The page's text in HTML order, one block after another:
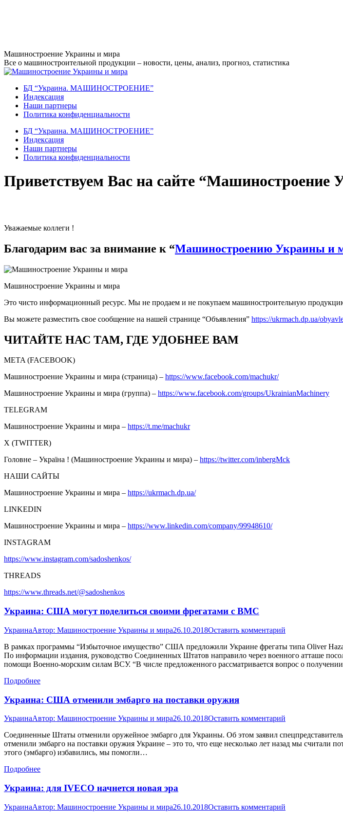
Перейти
к
содержанию
Машиностроение Украины и мира
Все о машиностроительной продукции – новости, цены, анализ, прогноз, статистика
БД “Украина. МАШИНОСТРОЕНИЕ”
Индекcация
Наши партнеры
Политика конфиденциальности
БД “Украина. МАШИНОСТРОЕНИЕ”
Индекcация
Наши партнеры
Политика конфиденциальности
Приветствуем Вас на сайте “Машиностроение
Уважаемые коллеги !
Благодарим вас за внимание к “Машиностроению Украины и
Машиностроение Украины и мира
Это чисто информационный ресурс. Мы не продаем и не покупаем машиностроительную
Вы можете разместить свое сообщение на нашей странице “Объявления” https://ukrmach.dp.ua/
ЧИТАЙТЕ НАС ТАМ, ГДЕ УДОБНЕЕ ВАМ
META (FACEBOOK)
Машиностроение Украины и мира (страница) – https://www.facebook.com/machukr/
Машиностроение Украины и мира (группа) – https://www.facebook.com/groups/UkrainianMachinery
TELEGRAM
Машиностроение Украины и мира – https://t.me/machukr
Х (TWITTER)
Головне – Україна ! (Машиностроение Украины и мира) – https://twitter.com/inbergMck
НАШИ САЙТЫ
Машиностроение Украины и мира – https://ukrmach.dp.ua/
LINKEDIN
Машиностроение Украины и мира – https://www.linkedin.com/company/99948610/
INSTAGRAM
https://www.instagram.com/sadoshenkos/
THREADS
https://www.threads.net/@sadoshenkos
Украина: США могут поделиться своими фрегатами с ВМС
УкраинаАвтор: Машиностроение Украины и мира26.10.2018Оставить комментарий
В рамках программы “Избыточное имущество” США предложили Украине фрегаты типа Oliver
По информации издания, руководство Соединенных Штатов направило через военного атташе
помощи Военно-морским силам ВСУ. “В числе предложенного рассматривается вопрос о
Подробнее
Украина: США отменили эмбарго на поставки оружия
УкраинаАвтор: Машиностроение Украины и мира26.10.2018Оставить комментарий
Соединенные Штаты отменили оружейное эмбарго для Украины. Об этом заявил
отменили эмбарго на поставки оружия Украине – это то, что еще несколько лет назад мы
этого (эмбарго) избавились, мы помогли…
Подробнее
Украина: для IVECO начнется новая эра
УкраинаАвтор: Машиностроение Украины и мира26.10.2018Оставить комментарий